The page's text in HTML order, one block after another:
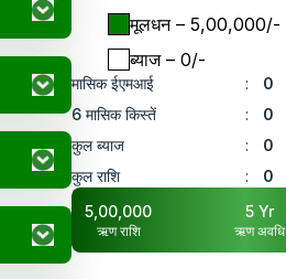
मूलधन– ₹ 5,00,000/-
ब्याज– ₹ 0/-
मासिक ईएमआई :
0
6 मासिक किस्तें
:
0
कुल ब्याज
:
0
कुल राशि
:
0
5,00,000
ऋण राशि
5Yr
ऋण अवधि